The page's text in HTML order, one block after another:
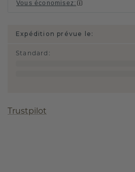
Vous économisez:
Expédition prévue le:
Standard :
Trustpilot